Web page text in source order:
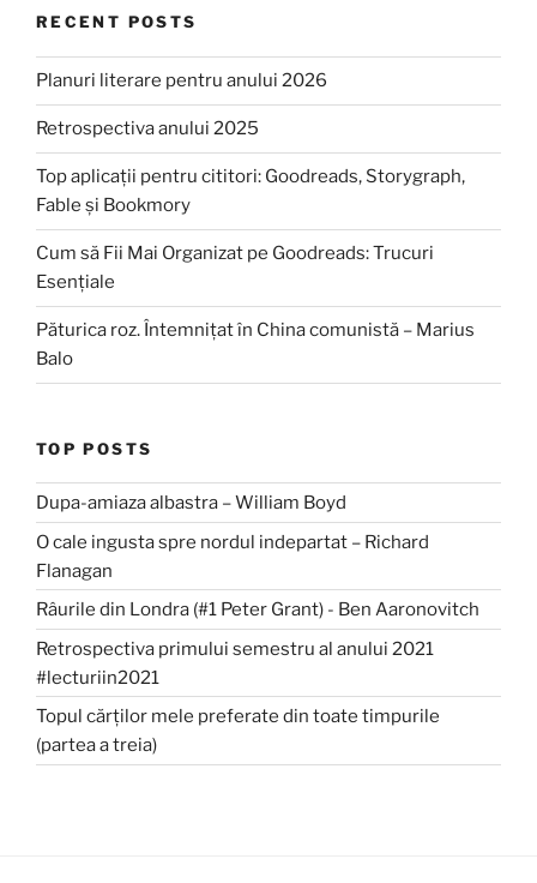
RECENT POSTS
Planuri literare pentru anului 2026
Retrospectiva anului 2025
Top aplicații pentru cititori: Goodreads, Storygraph,
Fable și Bookmory
Cum să Fii Mai Organizat pe Goodreads: Trucuri
Esențiale
Păturica roz. Întemnițat în China comunistă – Marius
Balo
TOP POSTS
Dupa-amiaza albastra – William Boyd
O cale ingusta spre nordul indepartat – Richard
Flanagan
Râurile din Londra (#1 Peter Grant) - Ben Aaronovitch
Retrospectiva primului semestru al anului 2021
#lecturiin2021
Topul cărților mele preferate din toate timpurile
(partea a treia)